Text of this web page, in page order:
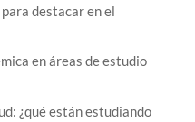
destacar en el
en áreas de estudio
¿qué están estudiando